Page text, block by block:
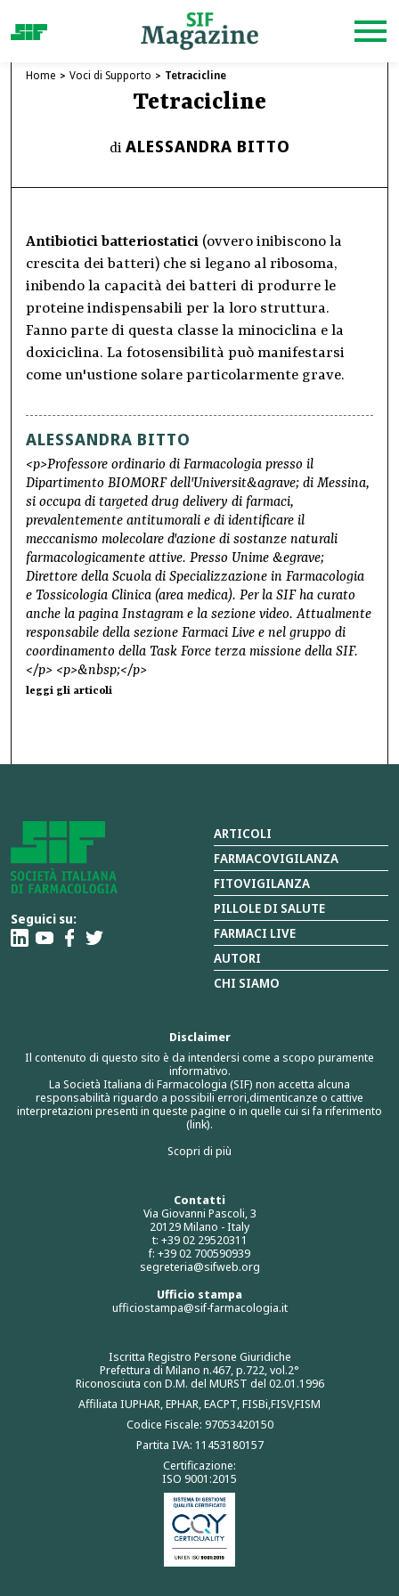
Home Voci di Supporto Tetracicline
Tetracicline
di ALESSANDRA BITTO
Antibiotici batteriostatici (ovvero inibiscono la
crescita dei batteri) che si legano al ribosoma,
inibendo la capacità dei batteri di produrre le
proteine indispensabili per la loro struttura.
Fanno parte di questa classe la minociclina e la
doxiciclina. La fotosensibilità può manifestarsi
come un'ustione solare particolarmente grave.
ALESSANDRA BITTO
<p>Professore ordinario di Farmacologia presso il
Dipartimento BIOMORF dell'Universit&agrave; di Messina,
si occupa di targeted drug delivery di farmaci,
prevalentemente antitumorali e di identificare il
meccanismo molecolare d'azione di sostanze naturali
farmacologicamente attive. Presso Unime &egrave;
Direttore della Scuola di Specializzazione in Farmacologia
e Tossicologia Clinica (area medica). Per la SIF ha curato
anche la pagina Instagram e la sezione video. Attualmente
responsabile della sezione Farmaci Live e nel gruppo di
coordinamento della Task Force terza missione della SIF.
</p> <p>&nbsp;</p>
leggi gli articoli
Seguici su:
Contatti
Via Giovanni Pascoli, 3
20129 Milano - Italy
t: +39 02 29520311
f: +39 02 700590939
segreteria@sifweb.org
Ufficio stampa
ufficiostampa@sif-farmacologia.it
Iscritta Registro Persone Giuridiche
Prefettura di Milano n.467, p.722, vol.2°
Riconosciuta con D.M. del MURST del 02.01.1996
Affiliata IUPHAR, EPHAR, EACPT, FISBi,FISV,FISM
Codice Fiscale: 97053420150
Partita IVA: 11453180157
Certificazione:
ISO 9001:2015
Disclaimer
Il contenuto di questo sito è da intendersi come a scopo puramente
informativo.
La Società Italiana di Farmacologia (SIF) non accetta alcuna
responsabilità riguardo a possibili errori,dimenticanze o cattive
interpretazioni presenti in queste pagine o in quelle cui si fa riferimento
(link).
Scopri di più
ARTICOLI
FARMACOVIGILANZA
FITOVIGILANZA
PILLOLE DI SALUTE
FARMACI LIVE
AUTORI
CHI SIAMO